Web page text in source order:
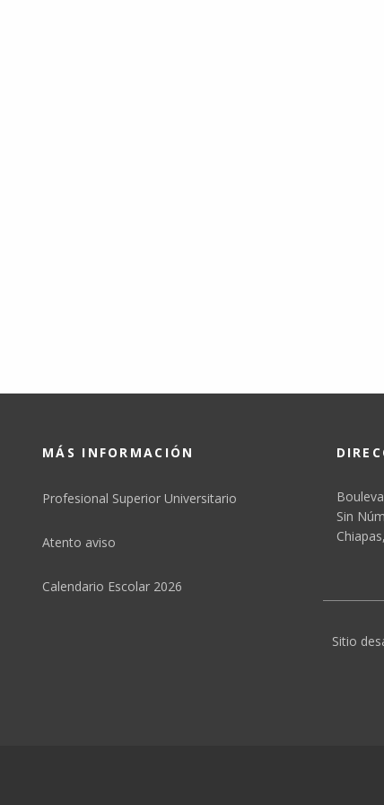
MÁS INFORMACIÓN
Profesional Superior Universitario
Atento aviso
Calendario Escolar 2026
Sin
Sitio